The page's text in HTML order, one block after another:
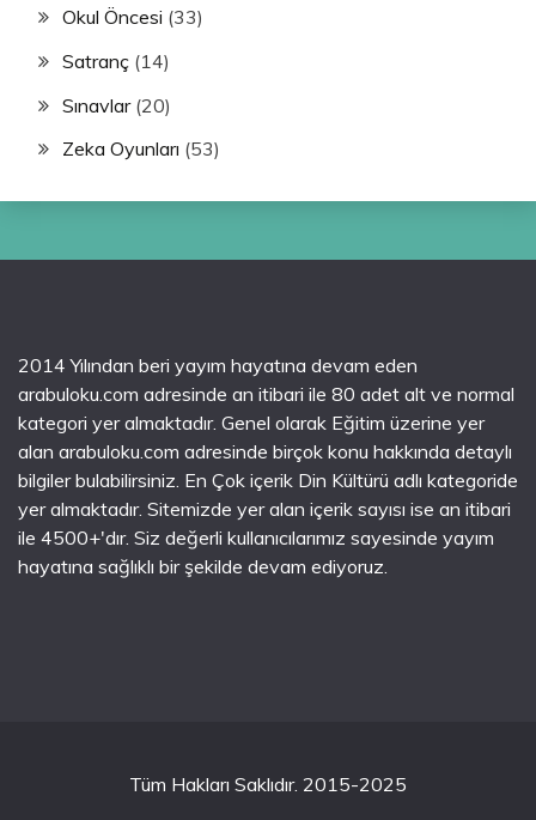
Okul Öncesi (33)
Satranç (14)
Sınavlar(20)
Zeka Oyunları (53)
2014 Yılından beri yayım hayatına devam eden
arabuloku.com adresinde an itibari ile 80 adet alt ve normal
kategori yer almaktadır. Genel olarak Eğitim üzerine yer
alan arabuloku.com adresinde birçok konu hakkında detaylı
bilgiler bulabilirsiniz. En Çok içerik Din Kültürü adlı kategoride
yer almaktadır. Sitemizde yer alan içerik sayısı ise an itibari
ile 4500+'dır. Siz değerli kullanıcılarımız sayesinde yayım
hayatına sağlıklı bir şekilde devam ediyoruz.
Tüm Hakları Saklıdır. 2015-2025